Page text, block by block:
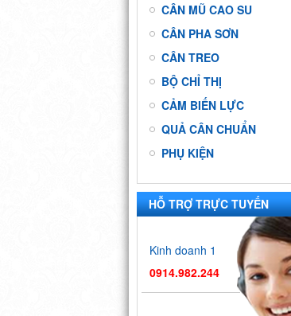
CÂN MŨ CAO SU
CÂN PHA SƠN
CÂN TREO
BỘ CHỈ THỊ
CẢM BIẾN LỰC
QUẢ CÂN CHUẨN
PHỤ KIỆN
HỖ TRỢ TRỰC TUYẾN
Kinh doanh 1
0914.982.244